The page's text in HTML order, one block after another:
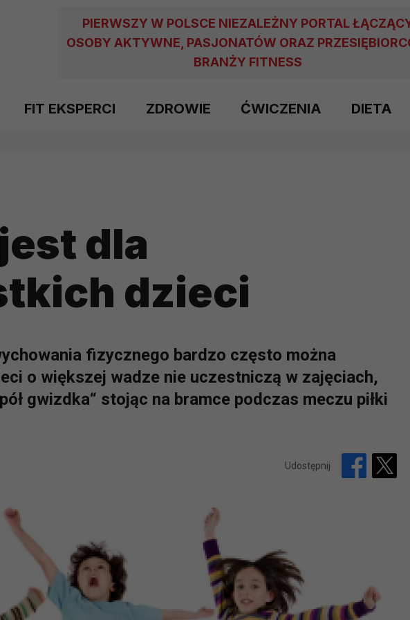
PIERWSZY W POLSCE NIEZALEŻNY PORTAL
OSOBY AKTYWNE, PASJONATÓW ORAZ
BRANŻY FITNESS
FIT EKSPERCI ZDROWIE ĆWICZENIA DIETA
dla
dzieci
fizycznego bardzo często można
o większej wadze nie uczestniczą w zajęciach,
gwizdka“ stojąc na bramce podczas meczu piłki
Udostępnij